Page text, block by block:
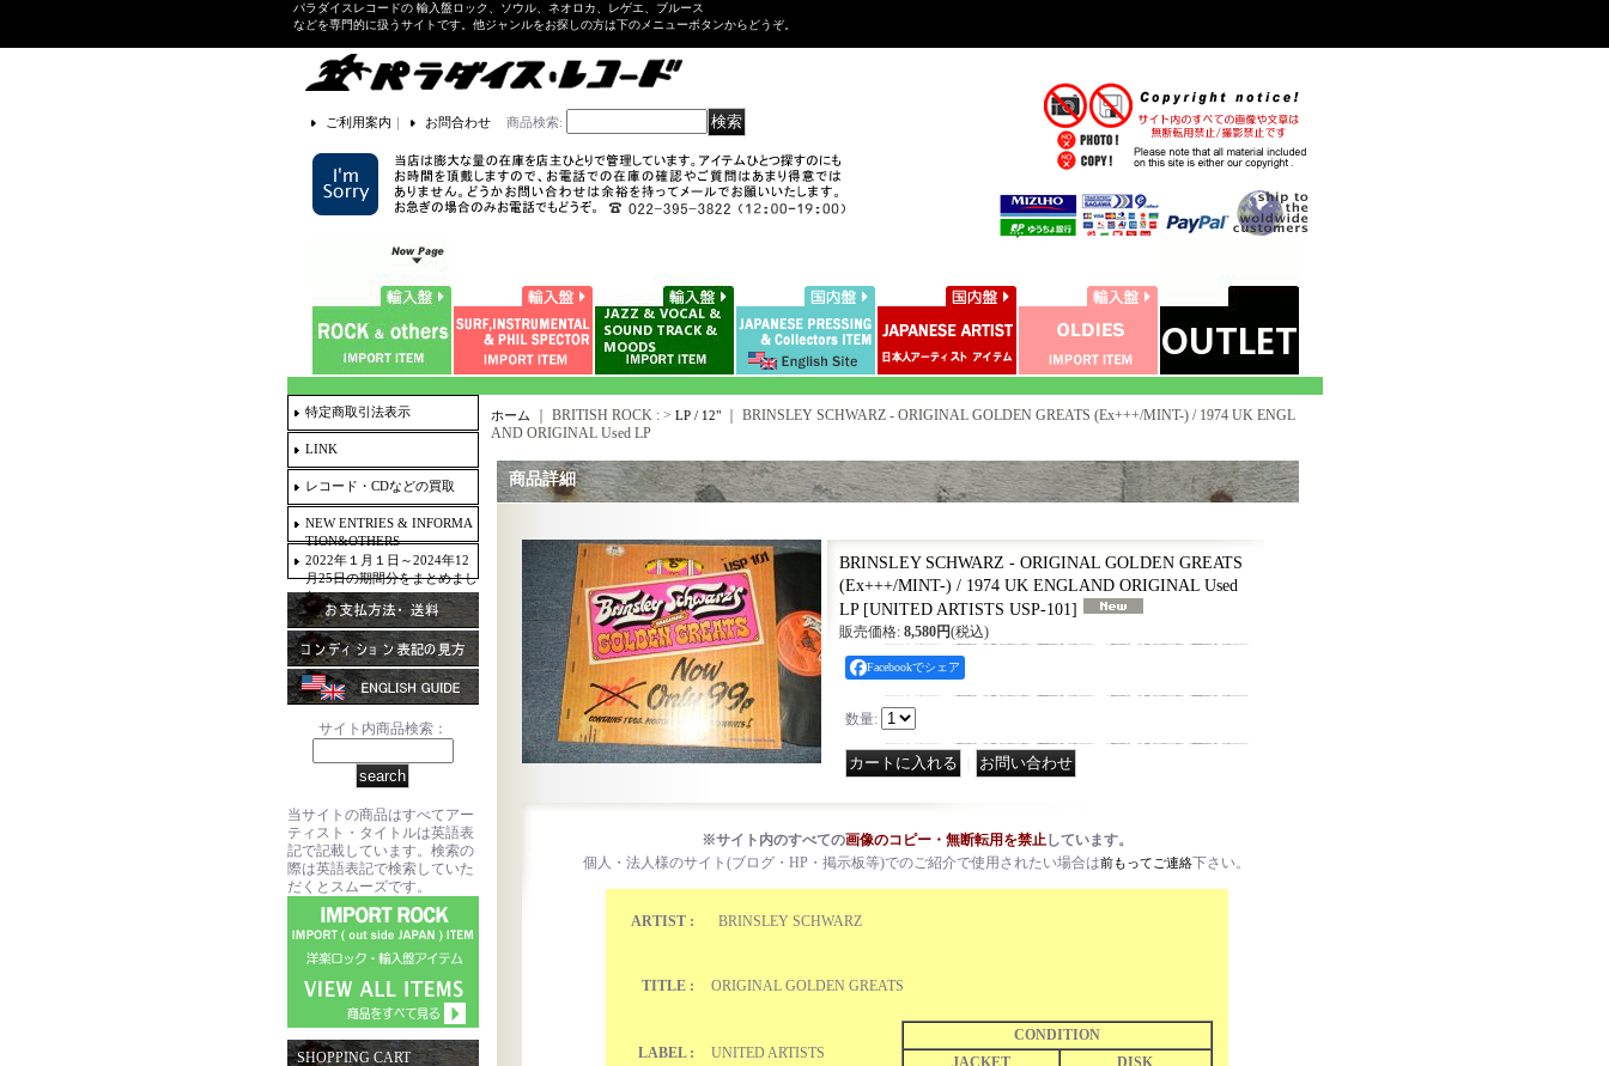
パラダイスレコードの 輸入盤ロック、ソウル、ネオロカ、レゲエ、ブルース
などを専門的に扱うサイトです。他ジャンルをお探しの方は下のメニューボタンからどうぞ。
ご利用案内 ｜ お問合わせ 商品検索:
特定商取引法表示
LINK
レコード・CDなどの買取
NEW ENTRIES & INFORMA
TION&OTHERS
2022年１月１日～2024年12
月25日の期間分をまとめまし
た。
サイト内商品検索：
当サイトの商品はすべてアー
ティスト・タイトルは英語表
記で記載しています。検索の
際は英語表記で検索していた
だくとスムーズです。
SHOPPING CART
ホーム ｜ BRITISH ROCK : > LP / 12"｜ BRINSLEY SCHWARZ - ORIGINAL GOLDEN GREATS (Ex+++/MINT-) / 1974 UK ENGL
AND ORIGINAL Used LP
商品詳細
BRINSLEY SCHWARZ - ORIGINAL GOLDEN GREATS
(Ex+++/MINT-) / 1974 UK ENGLAND ORIGINAL Used
LP [UNITED ARTISTS USP-101]
販売価格: 8,580円(税込)
Facebookでシェア
数量:
※サイト内のすべての画像のコピー・無断転用を禁止しています。
個人・法人様のサイト(ブログ・HP・掲示板等)でのご紹介で使用されたい場合は前もってご連絡下さい。
ARTIST : BRINSLEY SCHWARZ
TITLE : ORIGINAL GOLDEN GREATS
LABEL : UNITED ARTISTS
CONDITION
JACKET
DISK